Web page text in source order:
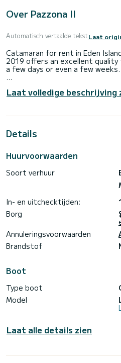
Over Pazzona II
Automatisch vertaalde tekstLaat
Catamaran for rent in Eden
2019 offers an excellent
a few days or even a few weeks.
people. With an overall length
best ally to spend an
Automatische piloot,
We invite you to request a
we will get back to you with
Laat volledige beschrijving
Details
Huurvoorwaarden
Soort verhuur
In- en uitchecktijden:
Borg
Annuleringsvoorwaarden
Brandstof
Boot
Type boot
Model
Laat alle details zien